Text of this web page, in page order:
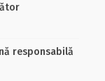
responsabilă